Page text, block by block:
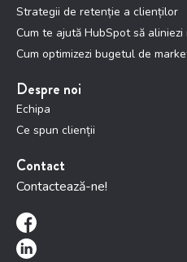
Strategii de retenție a clienților
Cum te ajută HubSpot să
Cum optimizezi bugetul de
Despre noi
Echipa
Ce spun clienții
Contact
Contactează-ne!